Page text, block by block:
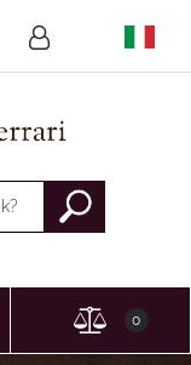
the other
0